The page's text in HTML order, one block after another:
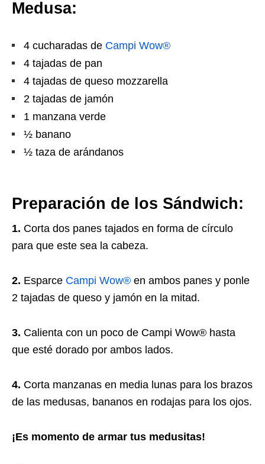
Medusa:
4 cucharadas de Campi Wow®
4 tajadas de pan
4 tajadas de queso mozzarella
2 tajadas de jamón
1 manzana verde
½ banano
½ taza de arándanos
Preparación de los Sándwich:
1. Corta dos panes tajados en forma de círculo
para que este sea la cabeza.
2. Esparce Campi Wow® en ambos panes y ponle
2 tajadas de queso y jamón en la mitad.
3. Calienta con un poco de Campi Wow® hasta
que esté dorado por ambos lados.
4. Corta manzanas en media lunas para los brazos
de las medusas, bananos en rodajas para los ojos.
¡Es momento de armar tus medusitas!